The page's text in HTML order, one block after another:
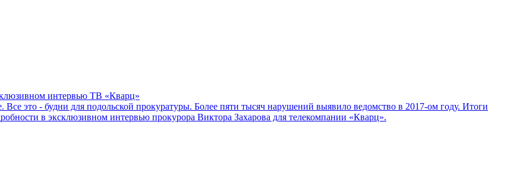
интервью ТВ «Кварц»
это - будни для подольской прокуратуры. Более пяти тысяч нарушений выявило ведомство в 2017-ом году. Итоги
в эксклюзивном интервью прокурора Виктора Захарова для телекомпании «Кварц».